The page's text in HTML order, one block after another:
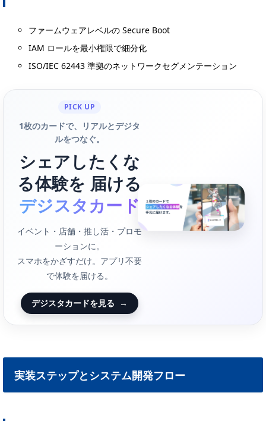
ファームウェアレベルの Secure Boot
IAM ロールを最小権限で細分化
ISO/IEC 62443 準拠のネットワークセグメンテーション
PICK UP
1枚のカードで、リアルとデジタ
ルをつなぐ。
シェアしたくな
る体験を 届ける
デジスタカード
イベント・店舗・推し活・プロモ
ーションに。
スマホをかざすだけ。アプリ不要
で体験を届ける。
デジスタカードを見る →
実装ステップとシステム開発フロー